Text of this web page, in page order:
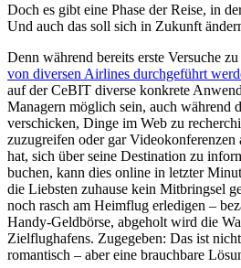
Doch es gibt eine Phase der Reise, in
Und auch das soll sich in Zukunft
Denn während bereits erste Versuche
von diversen Airlines durchgeführt
auf der CeBIT diverse konkrete
Managern möglich sein, auch während
verschicken, Dinge im Web zu
zuzugreifen oder gar Videokonferenzen
hat, sich über seine Destination zu
buchen, kann dies online in letzter
die Liebsten zuhause kein Mitbringsel
noch rasch am Heimflug erledigen –
Handy-Geldbörse, abgeholt wird die
Zielflughafens. Zugegeben: Das ist
romantisch – aber eine brauchbare